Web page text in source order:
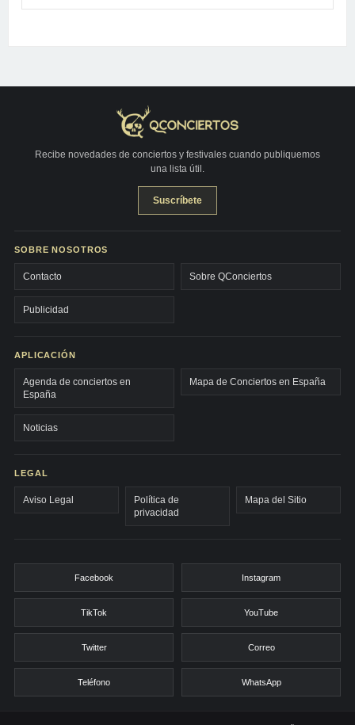
Recibe novedades de conciertos y festivales cuando publiquemos
una lista útil.
Suscríbete
SOBRE NOSOTROS
Contacto Sobre QConciertos
Publicidad
APLICACIÓN
Agenda de conciertos en
España
Mapa de Conciertos en España
Noticias
LEGAL
Aviso Legal
Política de
privacidad
Mapa del Sitio
Facebook Instagram
TikTok YouTube
Twitter Correo
Teléfono WhatsApp